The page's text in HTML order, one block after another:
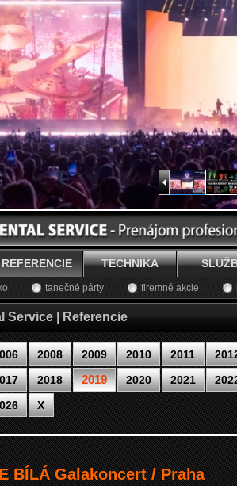
REFERENCIE TECHNIKA
tanečné párty firemné akcie
Service | Referencie
2008 2009 2010 2011
2018 2019 2020 2021
X
BÍLÁ Galakoncert / Praha